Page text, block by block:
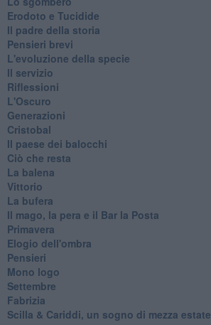
Erodoto e Tucidide
Il padre della storia
Pensieri brevi
L'evoluzione della specie
Il servizio
Riflessioni
L'Oscuro
Generazioni
Cristobal
Il paese dei balocchi
Ciò che resta
La balena
Vittorio
La bufera
Il mago, la pera e il Bar la Posta
Primavera
Elogio dell'ombra
Pensieri
Mono logo
Settembre
Fabrizia
​Scilla & Cariddi, un sogno di mezza estate